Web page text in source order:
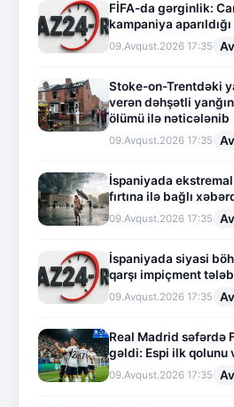
FİFA-da gərginlik:
kampaniya
09.Avqust.2026 17:35
Stoke-on-Trentdəki
verən dəhşətli
ölümü ilə nəticələnib
09.Avqust.2026 17:35
İspaniyada
fırtına ilə bağlı
09.Avqust.2026 17:35
İspaniyada siyasi
qarşı impiçment
09.Avqust.2026 17:35
Real Madrid səfərdə
gəldi: Espi ilk qolunu
09.Avqust.2026 17:35